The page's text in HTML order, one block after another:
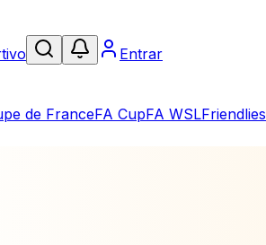
Entrar
de FranceFA CupFA WSLFriendlies